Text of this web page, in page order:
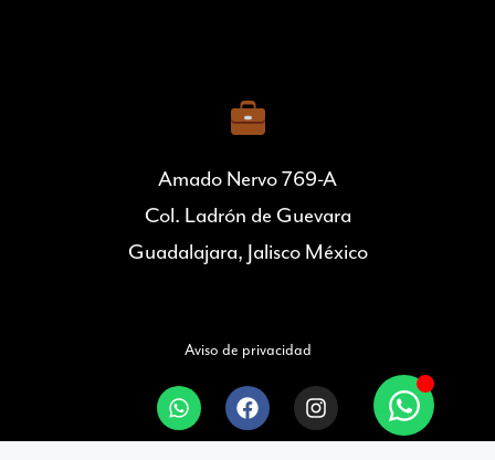
Amado Nervo 769-A
Col. Ladrón de Guevara
Guadalajara, Jalisco México
Aviso de privacidad